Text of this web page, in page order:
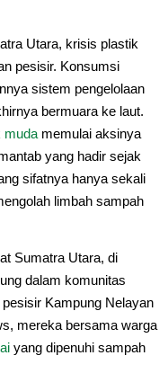
Utara, krisis plastik
pesisir. Konsumsi
sistem pengelolaan
bermuara ke laut.
muda memulai aksinya
yang hadir sejak
sifatnya hanya sekali
limbah sampah
Sumatra Utara, di
dalam komunitas
Kampung Nelayan
mereka bersama warga
yang dipenuhi sampah